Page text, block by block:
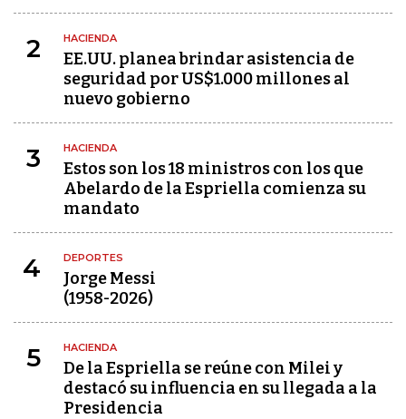
2 HACIENDA
EE.UU. planea brindar asistencia de
seguridad por US$1.000 millones al
nuevo gobierno
3 HACIENDA
Estos son los 18 ministros con los que
Abelardo de la Espriella comienza su
mandato
4 DEPORTES
Jorge Messi
(1958-2026)
5 HACIENDA
De la Espriella se reúne con Milei y
destacó su influencia en su llegada a la
Presidencia